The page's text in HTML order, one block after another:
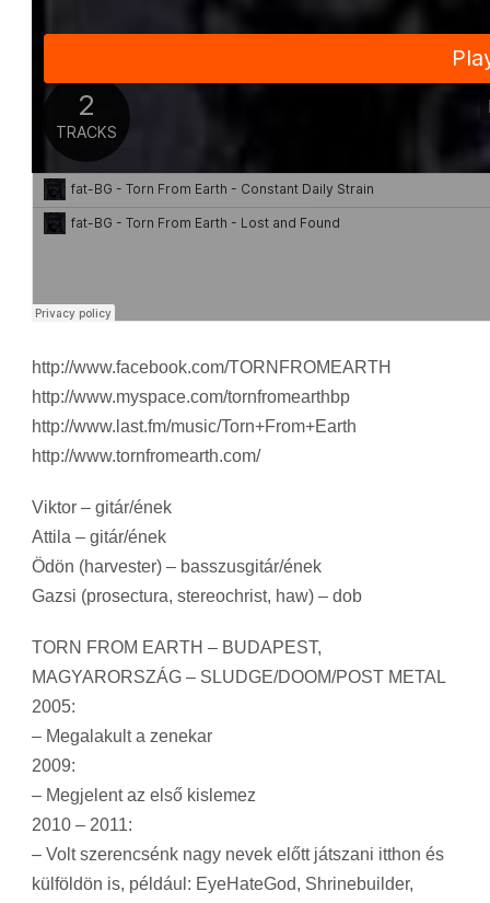
http://www.facebook.com/TORNFROMEARTH
http://www.myspace.com/tornfromearthbp
http://www.last.fm/music/Torn+From+Earth
http://www.tornfromearth.com/
Viktor – gitár/ének
Attila – gitár/ének
Ödön (harvester) – basszusgitár/ének
Gazsi (prosectura, stereochrist, haw) – dob
TORN FROM EARTH – BUDAPEST,
MAGYARORSZÁG – SLUDGE/DOOM/POST METAL
2005:
– Megalakult a zenekar
2009:
– Megjelent az első kislemez
2010 – 2011:
– Volt szerencsénk nagy nevek előtt játszani itthon és
külföldön is, például: EyeHateGod, Shrinebuilder,